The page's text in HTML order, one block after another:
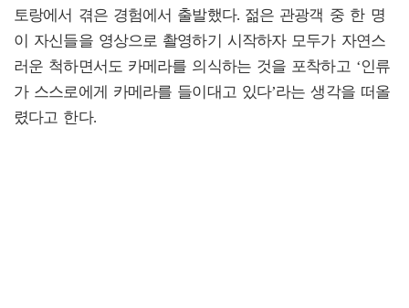
토랑에서 겪은 경험에서 출발했다. 젊은 관광객 중 한 명
이 자신들을 영상으로 촬영하기 시작하자 모두가 자연스
러운 척하면서도 카메라를 의식하는 것을 포착하고 ‘인류
가 스스로에게 카메라를 들이대고 있다’라는 생각을 떠올
렸다고 한다.